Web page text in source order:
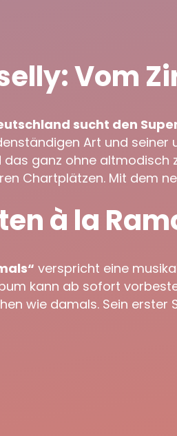
Vom
sucht den
Art und seiner
ganz ohne altmodisch
Chartplätzen. Mit dem
à la
verspricht eine
kann ab sofort
wie damals. Sein